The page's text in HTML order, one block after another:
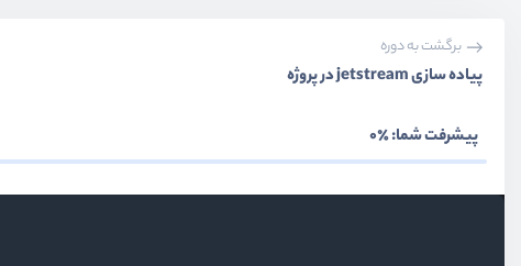
برگشت به دوره
پیاده سازی jetstream در پروژه
پیشرفت شما:٪0